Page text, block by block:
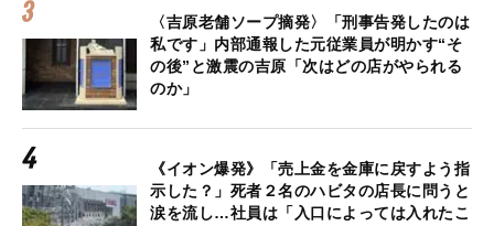
〈吉原老舗ソープ摘発〉「刑事告発したのは
私です」内部通報した元従業員が明かす“そ
の後”と激震の吉原「次はどの店がやられる
のか」
《イオン爆発》「売上金を金庫に戻すよう指
示した？」死者２名のハビタの店長に問うと
涙を流し…社員は「入口によっては入れたこ